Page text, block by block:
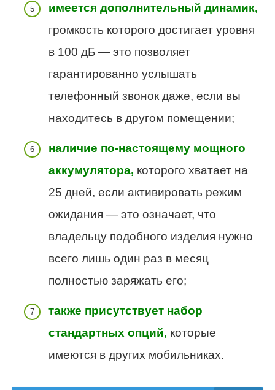
имеется дополнительный динамик,
громкость которого достигает уровня
в 100 дБ — это позволяет
гарантированно услышать
телефонный звонок даже, если вы
находитесь в другом помещении;
наличие по-настоящему мощного
аккумулятора, которого хватает на
25 дней, если активировать режим
ожидания — это означает, что
владельцу подобного изделия нужно
всего лишь один раз в месяц
полностью заряжать его;
также присутствует набор
стандартных опций, которые
имеются в других мобильниках.